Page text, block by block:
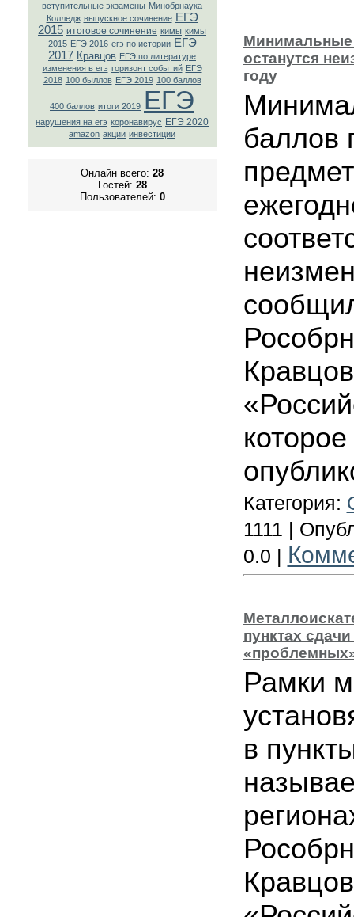
вступительные экзамены Минобрнаука
Колледж выпускное сочинение ЕГЭ
2015 итоговое сочинение кимы кимы
2015 ЕГЭ 2016 егэ по истории ЕГЭ
2017 Кравцов ЕГЭ по литературе
изменения в егэ горизонт событий ЕГЭ
2018 100 быллов ЕГЭ 2019 100 баллов
400 баллов итоги 2019 ЕГЭ
нарушения на егэ коронавирус ЕГЭ 2020
amazon акции инвестиции
Онлайн всего: 28
Гостей: 28
Пользователей: 0
останутся
году
баллов
Категория:
1111 |
0.0 |
пунктах
Рамки
в